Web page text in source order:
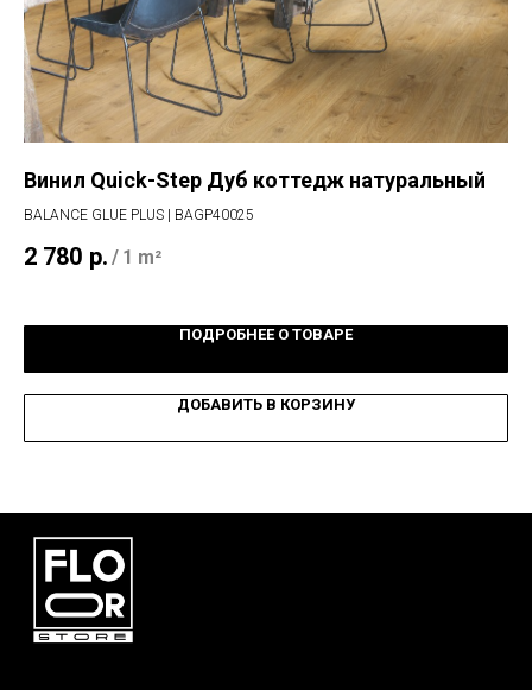
Винил Quick-Step Дуб коттедж натуральный
BALANCE GLUE PLUS | BAGP40025
2 780 р. / 1 m²
ПОДРОБНЕЕ О ТОВАРЕ
ДОБАВИТЬ В КОРЗИНУ